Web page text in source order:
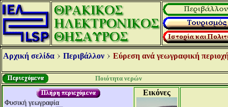
Αρχική σελίδα Περιβάλλον Εύρεση ανά γεωγραφική
Ποιότητα νερών
Φυσική γεωγραφία
Εικόνες